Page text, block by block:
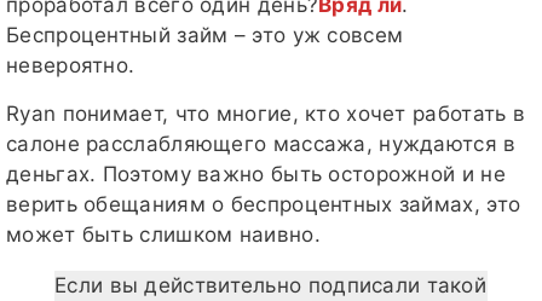
проработал всего один день?Вряд ли.
Беспроцентный займ – это уж совсем
невероятно.
Ryan понимает, что многие, кто хочет работать в
салоне расслабляющего массажа, нуждаются в
деньгах. Поэтому важно быть осторожной и не
верить обещаниям о беспроцентных займах, это
может быть слишком наивно.
Если вы действительно подписали такой